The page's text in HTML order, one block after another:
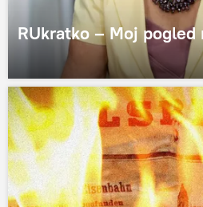
RUkratko – Moj pogled